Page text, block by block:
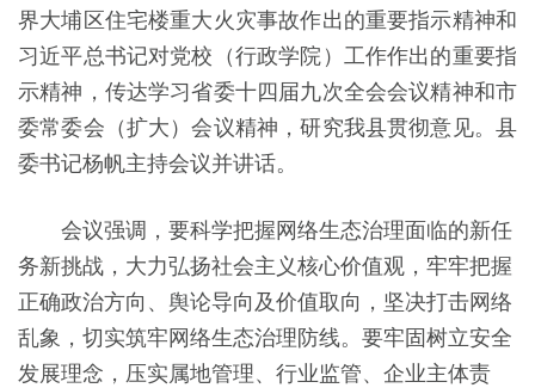
界大埔区住宅楼重大火灾事故作出的重要指示精神和
习近平总书记对党校（行政学院）工作作出的重要指
示精神，传达学习省委十四届九次全会会议精神和市
委常委会（扩大）会议精神，研究我县贯彻意见。县
委书记杨帆主持会议并讲话。
会议强调 ， 要科学把握网络生态治理面临的新任
务新挑战，大力弘扬社会主义核心价值观，牢牢把握
正确政治方向、舆论导向及价值取向，坚决打击网络
乱象，切实筑牢网络生态治理防线。要牢固树立安全
发展理念，压实属地管理、行业监管、企业主体责